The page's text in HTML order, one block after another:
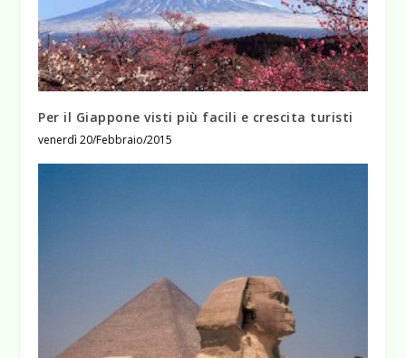
Per il Giappone visti più facili e crescita turisti
venerdì 20/Febbraio/2015